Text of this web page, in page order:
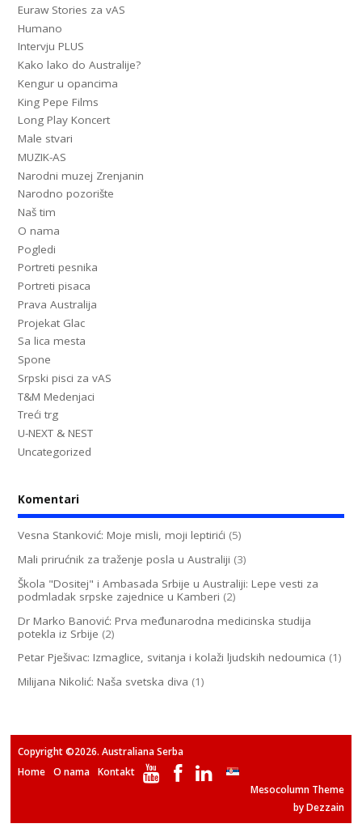
Euraw Stories za vAS
Humano
Intervju PLUS
Kako lako do Australije?
Kengur u opancima
King Pepe Films
Long Play Koncert
Male stvari
MUZIK-AS
Narodni muzej Zrenjanin
Narodno pozorište
Naš tim
O nama
Pogledi
Portreti pesnika
Portreti pisaca
Prava Australija
Projekat Glac
Sa lica mesta
Spone
Srpski pisci za vAS
T&M Medenjaci
Treći trg
U-NEXT & NEST
Uncategorized
Komentari
Vesna Stanković: Moje misli, moji leptirići (5)
Mali prirućnik za traženje posla u Australiji (3)
Škola "Dositej" i Ambasada Srbije u Australiji: Lepe vesti za
podmladak srpske zajednice u Kamberi (2)
Dr Marko Banović: Prva međunarodna medicinska studija
potekla iz Srbije (2)
Petar Pješivac: Izmaglice, svitanja i kolaži ljudskih nedoumica (1)
Milijana Nikolić: Naša svetska diva (1)
Copyright ©2026. Australiana Serba
Home O nama Kontakt
Mesocolumn Theme
by Dezzain